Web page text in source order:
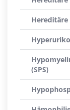
Hereditäre
(SPS)